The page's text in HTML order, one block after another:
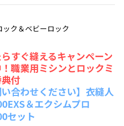
ック＆ベビーロック
すぐ縫えるキャンペーン
職業用ミシンとロックミ
付
い合わせください】衣縫人
＆エクシムプロ
セット